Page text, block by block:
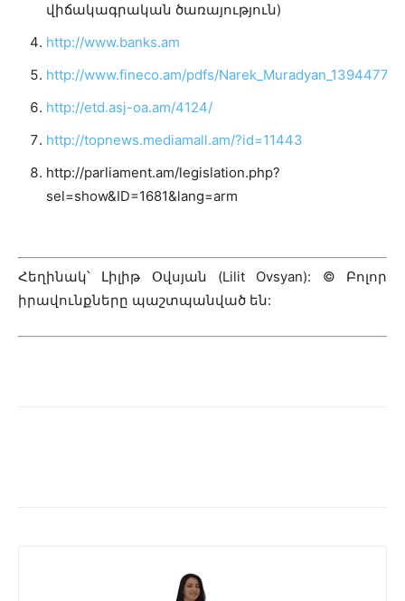
վիճակագրական ծառայություն)
http://www.banks.am
http://www.fineco.am/pdfs/
http://etd.asj-oa.am/4124/
http://topnews.mediamall.am/?id=11443
http://parliament.am/legislation.php?
sel=show&ID=1681&lang=arm
Հեղինակ՝ Լիլիթ Օվսյան (Lilit Ovsyan): © Բոլոր
իրավունքները պաշտպանված են: